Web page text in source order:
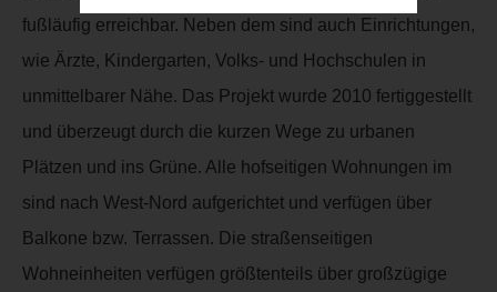
fußläufig erreichbar. Neben dem sind auch Einrichtungen,
wie Ärzte, Kindergarten, Volks- und Hochschulen in
unmittelbarer Nähe. Das Projekt wurde 2010 fertiggestellt
und überzeugt durch die kurzen Wege zu urbanen
Plätzen und ins Grüne. Alle hofseitigen Wohnungen im
sind nach West-Nord aufgerichtet und verfügen über
Balkone bzw. Terrassen. Die straßenseitigen
Wohneinheiten verfügen größtenteils über großzügige